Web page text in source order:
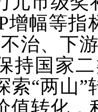
增幅等
治、下
持国家
索“两山
值转化，